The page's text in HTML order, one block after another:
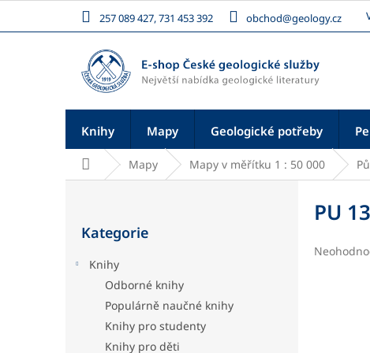
obsah
257 089 427, 731 453 392 obchod@geology.cz
Knihy Mapy Geologické potřeby
Domů Mapy Mapy v měřítku 1 : 50 000
kategorie
Kategorie
Knihy
Odborné knihy
Populárně naučné knihy
Knihy pro studenty
Knihy pro děti
PU
Průměrné